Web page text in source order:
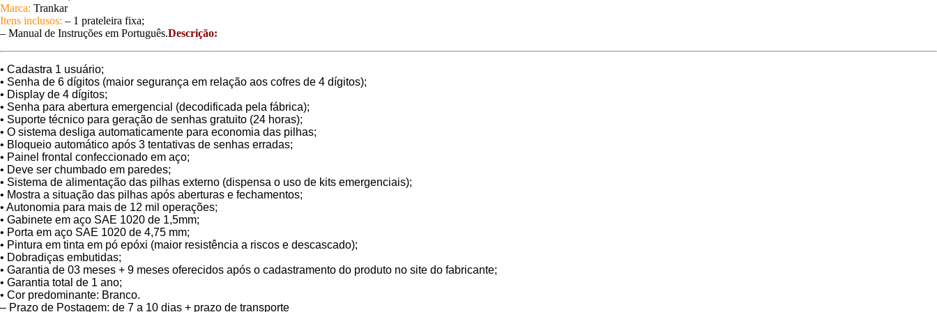
Marca: Trankar
Itens inclusos: – 1 prateleira fixa;
– Manual de Instruções em Português.Descrição:
• Cadastra 1 usuário;
• Senha de 6 dígitos (maior segurança em relação aos cofres de 4 dígitos);
• Display de 4 dígitos;
• Senha para abertura emergencial (decodificada pela fábrica);
• Suporte técnico para geração de senhas gratuito (24 horas);
• O sistema desliga automaticamente para economia das pilhas;
• Bloqueio automático após 3 tentativas de senhas erradas;
• Painel frontal confeccionado em aço;
• Deve ser chumbado em paredes;
• Sistema de alimentação das pilhas externo (dispensa o uso de kits emergenciais);
• Mostra a situação das pilhas após aberturas e fechamentos;
• Autonomia para mais de 12 mil operações;
• Gabinete em aço SAE 1020 de 1,5mm;
• Porta em aço SAE 1020 de 4,75 mm;
• Pintura em tinta em pó epóxi (maior resistência a riscos e descascado);
• Dobradiças embutidas;
• Garantia de 03 meses + 9 meses oferecidos após o cadastramento do produto no site do fabricante;
• Garantia total de 1 ano;
• Cor predominante: Branco.
– Prazo de Postagem: de 7 a 10 dias + prazo de transporte